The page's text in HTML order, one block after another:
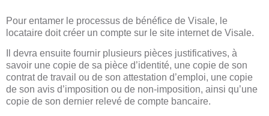
Pour entamer le processus de bénéfice de Visale, le
locataire doit créer un compte sur le site internet de Visale.
Il devra ensuite fournir plusieurs pièces justificatives, à
savoir une copie de sa pièce d’identité, une copie de son
contrat de travail ou de son attestation d’emploi, une copie
de son avis d’imposition ou de non-imposition, ainsi qu’une
copie de son dernier relevé de compte bancaire.